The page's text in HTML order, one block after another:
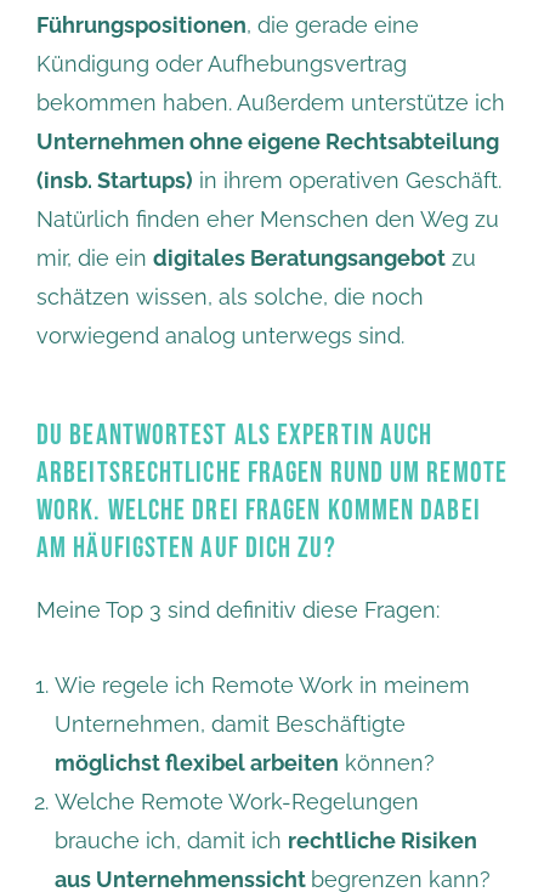
Führungspositionen, die gerade eine
Kündigung oder Aufhebungsvertrag
bekommen haben. Außerdem unterstütze ich
Unternehmen ohne eigene Rechtsabteilung
(insb. Startups) in ihrem operativen Geschäft.
Natürlich finden eher Menschen den Weg zu
mir, die ein digitales Beratungsangebot zu
schätzen wissen, als solche, die noch
vorwiegend analog unterwegs sind.
DU BEANTWORTEST ALS EXPERTIN AUCH
ARBEITSRECHTLICHE FRAGEN RUND UM REMOTE
WORK. WELCHE DREI FRAGEN KOMMEN DABEI
AM HÄUFIGSTEN AUF DICH ZU?
Meine Top 3 sind definitiv diese Fragen:
Wie regele ich Remote Work in meinem
Unternehmen, damit Beschäftigte
möglichst flexibel arbeiten können?
Welche Remote Work-Regelungen
brauche ich, damit ich rechtliche Risiken
aus Unternehmenssicht begrenzen kann?